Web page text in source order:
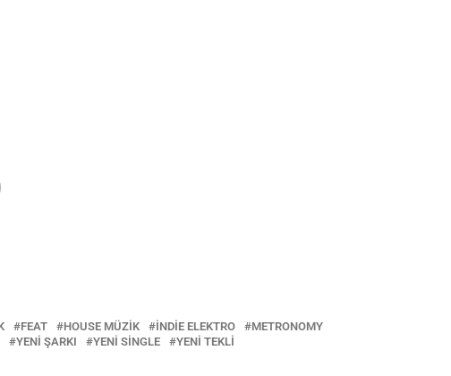
FEAT HOUSE MÜZIK INDIE ELEKTRO
METRONOMY
YENI ŞARKI YENI SINGLE YENI TEKLI